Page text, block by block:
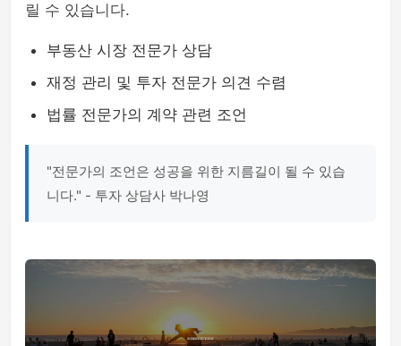
릴 수 있습니다.
부동산 시장 전문가 상담
재정 관리 및 투자 전문가 의견 수렴
법률 전문가의 계약 관련 조언
"전문가의 조언은 성공을 위한 지름길이 될 수 있습
니다." - 투자 상담사 박나영